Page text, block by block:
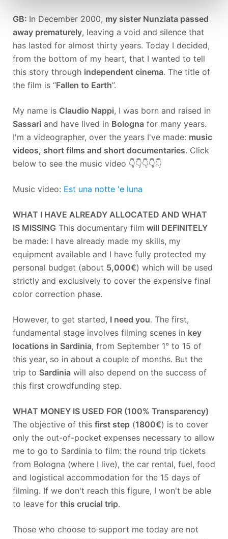
GB: In December 2000, my sister Nunziata passed
away prematurely, leaving a void and silence that
has lasted for almost thirty years. Today I decided,
from the bottom of my heart, that I wanted to tell
this story through independent cinema. The title of
the film is “Fallen to Earth”.
My name is Claudio Nappi, I was born and raised in
Sassari and have lived in Bologna for many years.
I'm a videographer, over the years I've made: music
videos, short films and short documentaries. Click
below to see the music video 👇👇👇👇👇
Music video: Est una notte 'e luna
WHAT I HAVE ALREADY ALLOCATED AND WHAT
IS MISSING This documentary film will DEFINITELY
be made: I have already made my skills, my
equipment available and I have fully protected my
personal budget (about 5,000€) which will be used
strictly and exclusively to cover the expensive final
color correction phase.
However, to get started, I need you. The first,
fundamental stage involves filming scenes in key
locations in Sardinia, from September 1° to 15 of
this year, so in about a couple of months. But the
trip to Sardinia will also depend on the success of
this first crowdfunding step.
WHAT MONEY IS USED FOR (100% Transparency)
The objective of this first step (1800€) is to cover
only the out-of-pocket expenses necessary to allow
me to go to Sardinia to film: the round trip tickets
from Bologna (where I live), the car rental, fuel, food
and logistical accommodation for the 15 days of
filming. If we don't reach this figure, I won't be able
to leave for this crucial trip.
Those who choose to support me today are not